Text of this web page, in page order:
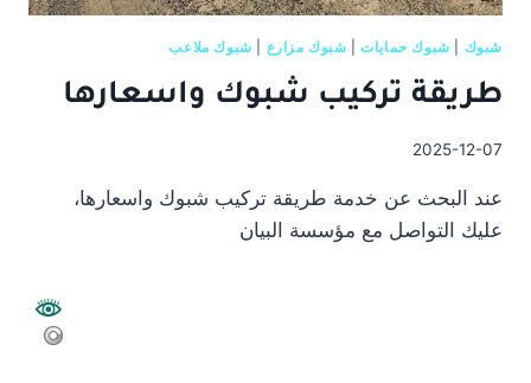
شبوك شبوك حمايات| شبوك مزارع شبوك ملاعب
طريقة تركيب شبوك واسعارها
2025-12-07
عند البحث عن خدمة طريقة تركيب شبوك واسعارها،
عليك التواصل مع مؤسسة البيان